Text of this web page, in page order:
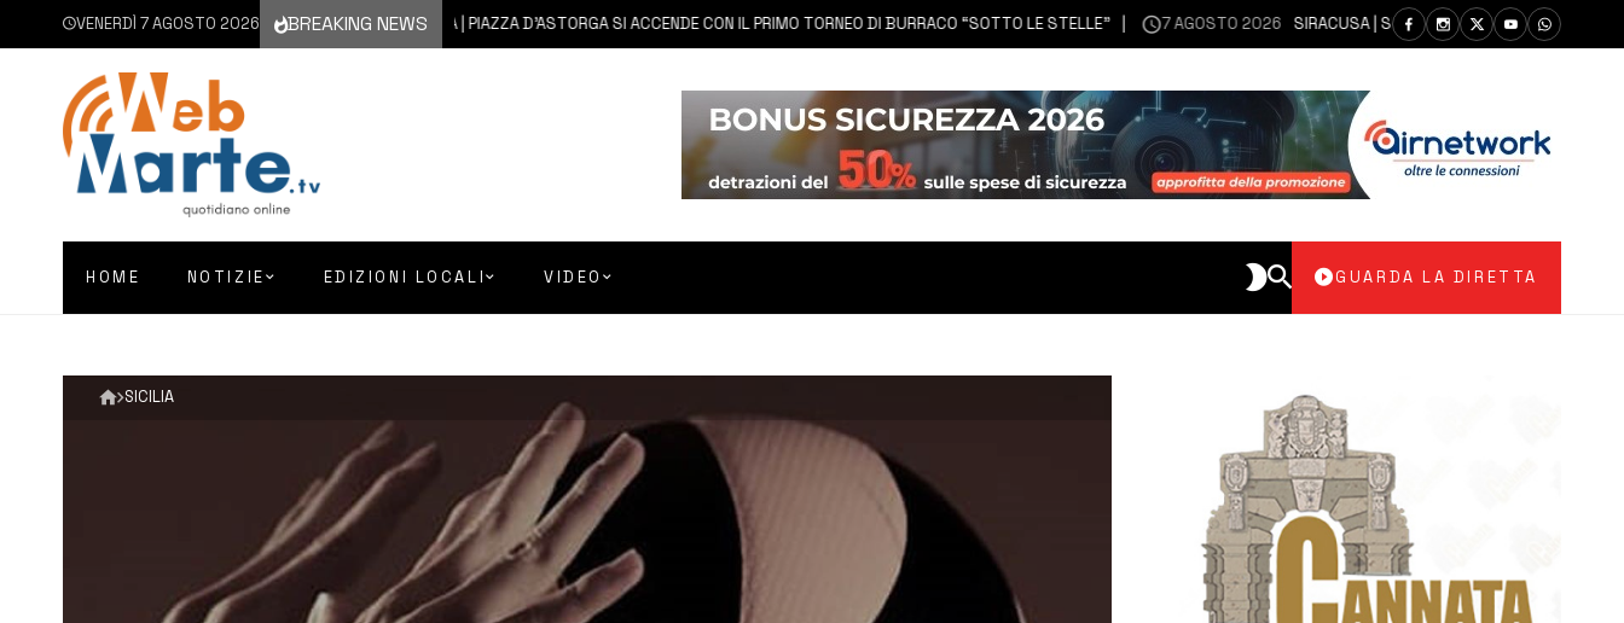
VENERDÌ 7 AGOSTO 2026 BREAKING NEWS
7 AGOSTO 2026 AUGUSTA | PIAZZA D’ASTORGA SI ACCENDE CON IL PRIMO TORNEO DI BURRACO “SOTTO LE STELLE” 7 AGOSTO 2026 SIRACUSA | SIANO MESSI A DISPOSIZIONE DEL
HOME NOTIZIE EDIZIONI LOCALI VIDEO GUARDA LA DIRETTA
SICILIA